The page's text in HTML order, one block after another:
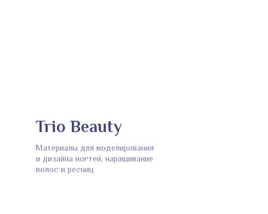
Материалы для моделирования
и дизайна ногтей, наращивание
волос и ресниц
Trio Beauty